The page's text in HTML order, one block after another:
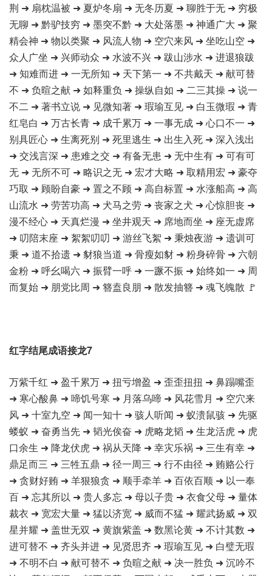
荆 ➜ 扇枕温被 ➜ 夏炉冬扇 ➜ 无冬历夏 ➜ 聊胜于无 ➜ 穷极
无聊 ➜ 黔驴技穷 ➜ 墨突不黔 ➜ 大处落墨 ➜ 神通广大 ➜ 聚
精会神 ➜ 物以类聚 ➜ 风流人物 ➜ 空穴来风 ➜ 坐吃山空 ➜
众人广坐 ➜ 兴师动众 ➜ 水波不兴 ➜ 跋山涉水 ➜ 进退狼跋
➜ 知难而进 ➜ 一无所知 ➜ 天下第一 ➜ 不共戴天 ➜ 献可替
不 ➜ 负暄之献 ➜ 如释重负 ➜ 操纵自如 ➜ 二三其操 ➜ 说一
不二 ➜ 著书立说 ➜ 见微知著 ➜ 瑕瑜互见 ➜ 白玉微瑕 ➜ 青
红皂白 ➜ 万古长青 ➜ 成千累万 ➜ 一事无成 ➜ 心口不一 ➜
别具匠心 ➜ 生离死别 ➜ 死里逃生 ➜ 出生入死 ➜ 深入浅出
➜ 交浅言深 ➜ 患难之交 ➜ 有备无患 ➜ 无中生有 ➜ 可有可
无 ➜ 无所不可 ➜ 略识之无 ➜ 宏才大略 ➜ 取精用宏 ➜ 豪夺
巧取 ➜ 顾盼自豪 ➜ 置之不顾 ➜ 高自标置 ➜ 水涨船高 ➜ 高
山流水 ➜ 劳苦功高 ➜ 犬马之劳 ➜ 丧家之犬 ➜ 心惊胆丧 ➜
漫不经心 ➜ 天真烂漫 ➜ 坐井观天 ➜ 席地而坐 ➜ 座无虚席
➜ 叨陪末座 ➜ 絮絮叨叨 ➜ 游丝飞絮 ➜ 秉烛夜游 ➜ 遗训可
秉 ➜ 道不拾遗 ➜ 豺狼当道 ➜ 骨瘦如豺 ➜ 粉身碎骨 ➜ 六朝
金粉 ➜ 呼幺喝六 ➜ 振臂一呼 ➜ 一蹶不振 ➜ 始终如一 ➜ 周
而复始 ➜ 朋党比周 ➜ 簪盍良朋 ➜ 散发抽簪 ➜ 魂飞魄散 🚩
红字结尾成语接龙7
万紫千红 ➜ 盈千累万 ➜ 扭亏增盈 ➜ 歪歪扭扭 ➜ 鼻蹋嘴歪
➜ 寒心酸鼻 ➜ 啼饥号寒 ➜ 月落乌啼 ➜ 风花雪月 ➜ 空穴来
风 ➜ 十室九空 ➜ 闻一知十 ➜ 骇人听闻 ➜ 蚁溃鼠骇 ➜ 先驱
蝼蚁 ➜ 奋勇当先 ➜ 韬光俟奋 ➜ 虎略龙韬 ➜ 生龙活虎 ➜ 虎
口余生 ➜ 降龙伏虎 ➜ 祸从天降 ➜ 幸灾乐祸 ➜ 三生有幸 ➜
鼎足而三 ➜ 三牲五鼎 ➜ 径一周三 ➜ 行不由径 ➜ 贿赂公行
➜ 贪财好贿 ➜ 羊狠狼贪 ➜ 顺手牵羊 ➜ 百依百顺 ➜ 以一奉
百 ➜ 忘其所以 ➜ 贵人多忘 ➜ 母以子贵 ➜ 衣食父母 ➜ 量体
裁衣 ➜ 宽宏大量 ➜ 猛以济宽 ➜ 威而不猛 ➜ 耀武扬威 ➜ 双
星并耀 ➜ 盖世无双 ➜ 黄旗紫盖 ➜ 数黑论黄 ➜ 不计其数 ➜
进可替不 ➜ 齐头并进 ➜ 见贤思齐 ➜ 瑕瑜互见 ➜ 白璧无瑕
➜ 不明不白 ➜ 献可替不 ➜ 负暄之献 ➜ 决一胜负 ➜ 沉吟不